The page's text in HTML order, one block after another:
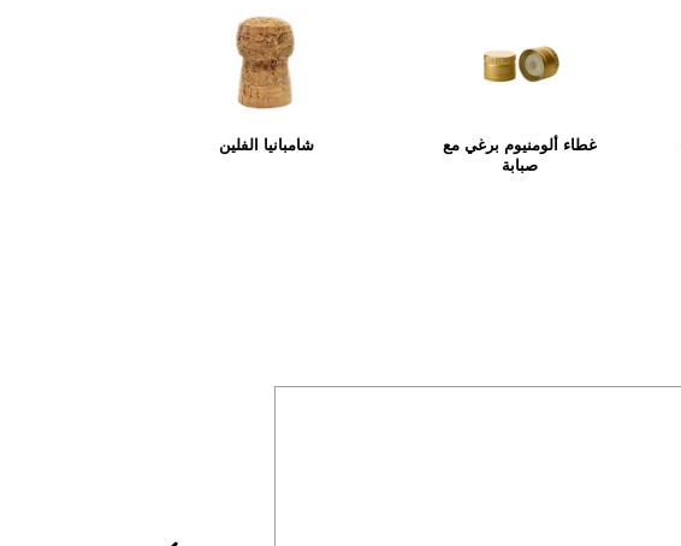
غطاء ألومنيوم برغي مع
صبابة
شامبانيا الفلين